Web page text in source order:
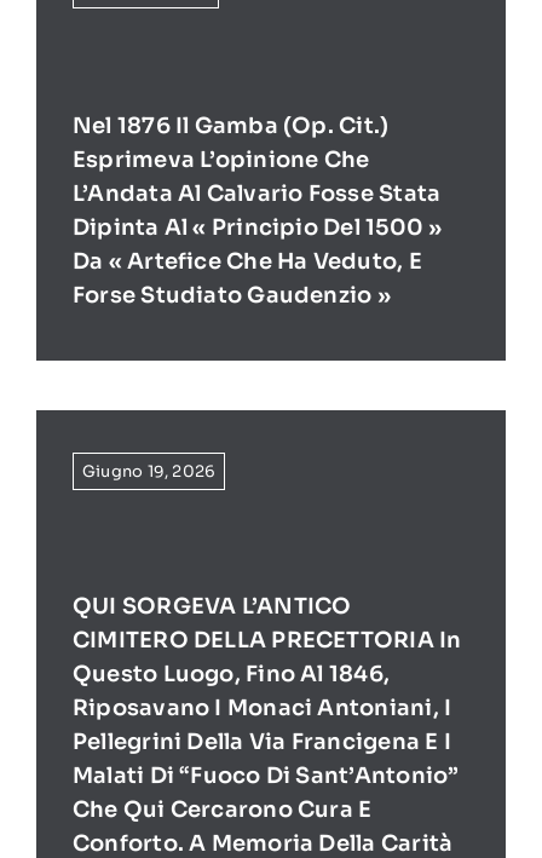
Nel 1876 Il Gamba (op. Cit.)
Esprimeva L’opinione Che
L’Andata Al Calvario Fosse Stata
Dipinta Al « Principio Del 1500 »
Da « Artefice Che Ha Veduto, E
Forse Studiato Gaudenzio »
Giugno 19, 2026
QUI SORGEVA L’ANTICO
CIMITERO DELLA PRECETTORIA In
Questo Luogo, Fino Al 1846,
Riposavano I Monaci Antoniani, I
Pellegrini Della Via Francigena E I
Malati Di “Fuoco Di Sant’Antonio”
Che Qui Cercarono Cura E
Conforto. A Memoria Della Carità